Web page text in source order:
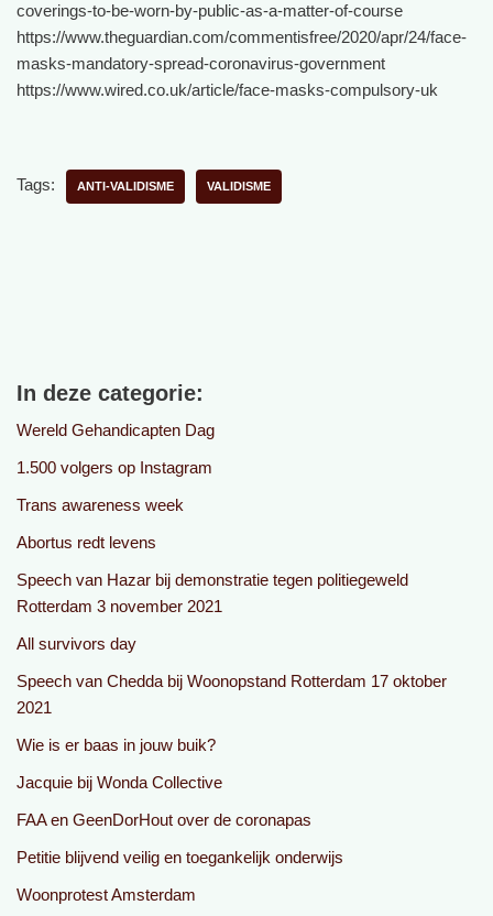
coverings-to-be-worn-by-public-as-a-matter-of-course
https://www.theguardian.com/commentisfree/2020/apr/24/face-
masks-mandatory-spread-coronavirus-government
https://www.wired.co.uk/article/face-masks-compulsory-uk
Tags: ANTI-VALIDISME VALIDISME
In deze categorie:
Wereld Gehandicapten Dag
1.500 volgers op Instagram
Trans awareness week
Abortus redt levens
Speech van Hazar bij demonstratie tegen politiegeweld
Rotterdam 3 november 2021
All survivors day
Speech van Chedda bij Woonopstand Rotterdam 17 oktober
2021
Wie is er baas in jouw buik?
Jacquie bij Wonda Collective
FAA en GeenDorHout over de coronapas
Petitie blijvend veilig en toegankelijk onderwijs
Woonprotest Amsterdam